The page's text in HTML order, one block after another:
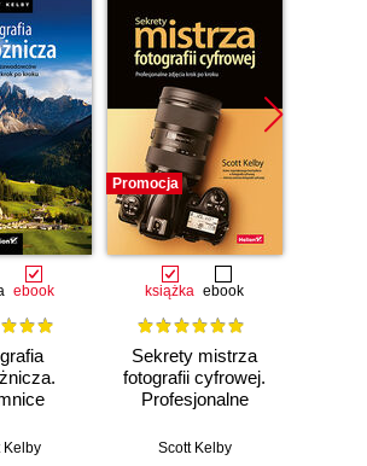
ebook
krok po
Kelby
Promocja
książka ebook
Sekrety mistrza
fotografii cyfrowej.
Profesjonalne
kroku
Scott Kelby